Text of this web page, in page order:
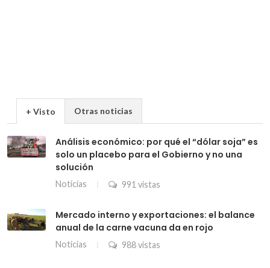
+ Visto Otras noticias
Análisis económico: por qué el “dólar soja” es
solo un placebo para el Gobierno y no una
solución
Noticias 991 vistas
Mercado interno y exportaciones: el balance
anual de la carne vacuna da en rojo
Noticias 988 vistas